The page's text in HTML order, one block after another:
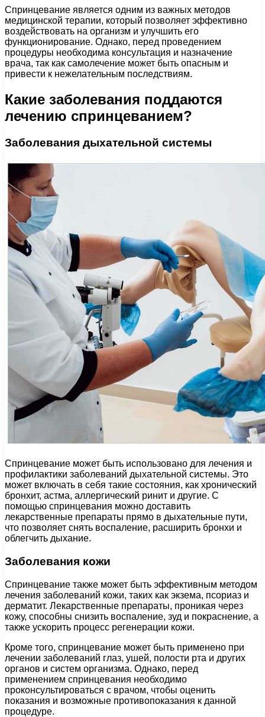
Спринцевание является одним из важных методов
медицинской терапии, который позволяет эффективно
воздействовать на организм и улучшить его
функционирование. Однако, перед проведением
процедуры необходима консультация и назначение
врача, так как самолечение может быть опасным и
привести к нежелательным последствиям.
Какие заболевания поддаются
лечению спринцеванием?
Заболевания дыхательной системы
Спринцевание может быть использовано для лечения и
профилактики заболеваний дыхательной системы. Это
может включать в себя такие состояния, как хронический
бронхит, астма, аллергический ринит и другие. С
помощью спринцевания можно доставить
лекарственные препараты прямо в дыхательные пути,
что позволяет снять воспаление, расширить бронхи и
облегчить дыхание.
Заболевания кожи
Спринцевание также может быть эффективным методом
лечения заболеваний кожи, таких как экзема, псориаз и
дерматит. Лекарственные препараты, проникая через
кожу, способны снизить воспаление, зуд и покраснение, а
также ускорить процесс регенерации кожи.
Кроме того, спринцевание может быть применено при
лечении заболеваний глаз, ушей, полости рта и других
органов и систем организма. Однако, перед
применением спринцевания необходимо
проконсультироваться с врачом, чтобы оценить
показания и возможные противопоказания к данной
процедуре.